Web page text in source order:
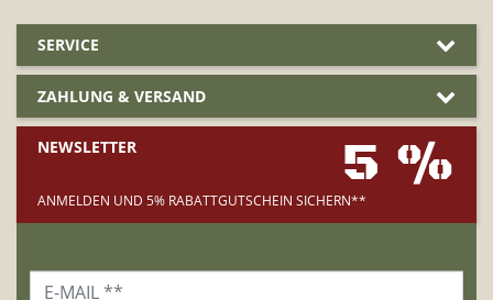
SERVICE
ZAHLUNG & VERSAND
NEWSLETTER 5 %
ANMELDEN UND 5% RABATTGUTSCHEIN SICHERN**